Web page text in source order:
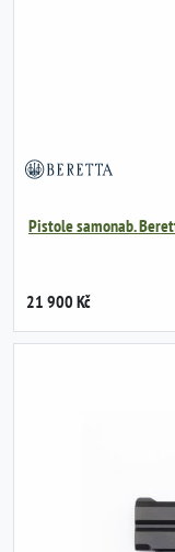
Pistole samonab.
21 900 Kč